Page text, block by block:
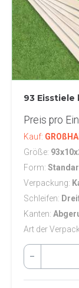
93
Preis pro
Kauf
Größe
Form
Verpackung
Schleifen
Kanten
Art der
–